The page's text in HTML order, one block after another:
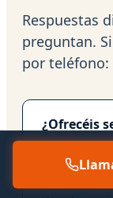
Respuestas
preguntan.
por teléfono:
¿Ofrecéis
Sí,